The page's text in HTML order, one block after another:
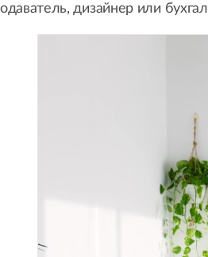
дизайнер или